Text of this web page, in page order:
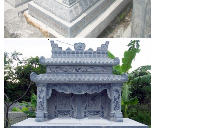
Đá Cầu Thang
Đá Cầu Thang
Đá Bàn Bếp
Đá Bàn Bếp
Đá Lát Nền
Đá Bàn Bếp Cao Cấp
Đá Ốp
Đá Ốp Bếp
Đá Ốp Mặt Tiền
Đá Ốp Cột